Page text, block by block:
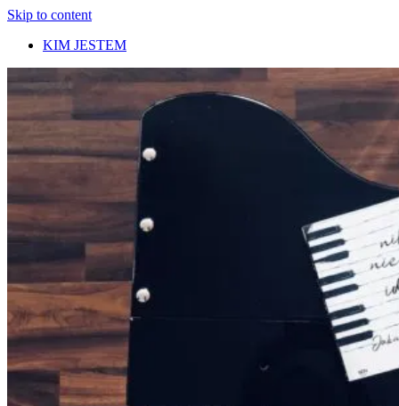
Skip to content
KIM JESTEM